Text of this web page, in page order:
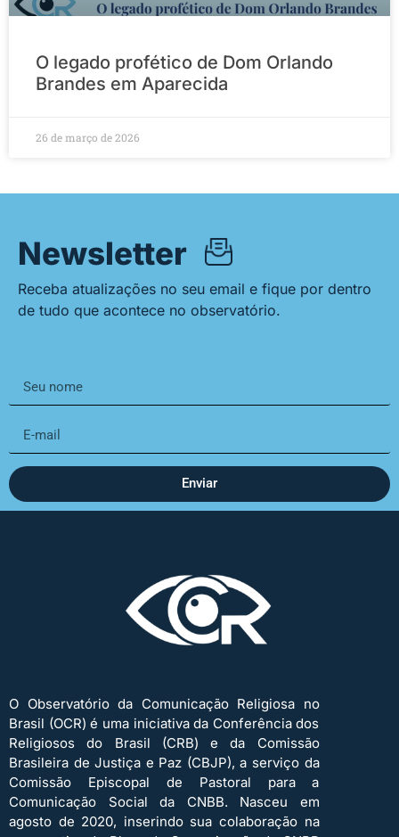
O legado profético de Dom Orlando
Brandes em Aparecida
26 de março de 2026
Newsletter
Receba atualizações no seu email e fique por dentro
de tudo que acontece no observatório.
Enviar
O Observatório da Comunicação Religiosa no
Brasil (OCR) é uma iniciativa da Conferência dos
Religiosos do Brasil (CRB) e da Comissão
Brasileira de Justiça e Paz (CBJP), a serviço da
Comissão Episcopal de Pastoral para a
Comunicação Social da CNBB. Nasceu em
agosto de 2020, inserindo sua colaboração na